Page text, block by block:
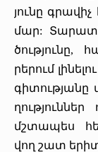
յու­նը
մար:
ծութ­յու­նը,
րե­րում
գի­տութ­յա­նը
մշտա­պես
վող շատ